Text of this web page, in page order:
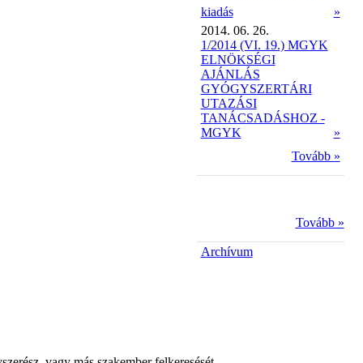
kiadás
»
2014. 06. 26.
1/2014 (VI. 19.) MGYK
ELNÖKSÉGI
AJÁNLÁS
GYÓGYSZERTÁRI
UTAZÁSI
TANÁCSADÁSHOZ -
MGYK
»
Tovább »
Tovább »
Archívum